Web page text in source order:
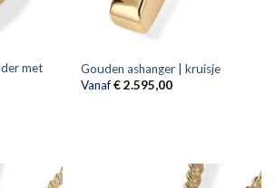
met
Gouden ashanger | kruisje
Vanaf€2.595,00